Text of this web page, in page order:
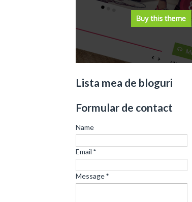
Lista mea de bloguri
Formular de contact
Name
Email *
Message*